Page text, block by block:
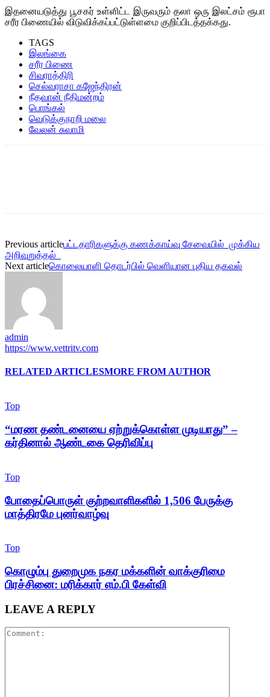
இதனையடுத்து பூசகர் உள்ளிட்ட இருவரும் தலா ஒரு இலட்சம் ரூபா
சரீர பிணையில் விடுவிக்கப்பட்டுள்ளமை குறிப்பிடத்தக்கது.
TAGS
இலங்கை
சரீர பிணை
சிவராத்திரி
செல்வராசா கஜேந்திரன்
நீதவான் நீதிமன்றம்
பொங்கல்
வெடுக்குநாறி மலை
வேலன் சுவாமி
Previous articleபட்டதாரிகளுக்கு கணக்காய்வு சேவையில் முக்கிய
அறிவுறுத்தல்
Next articleகொலையாளி தொடர்பில் வெளியான புதிய தகவல்
admin
https://www.vettritv.com
RELATED ARTICLESMORE FROM AUTHOR
Top
“மரண தண்டனையை ஏற்றுக்கொள்ள முடியாது” –
கர்தினால் ஆண்டகை தெரிவிப்பு
Top
போதைப்பொருள் குற்றவாளிகளில் 1,506 பேருக்கு
மாத்திரமே புனர்வாழ்வு
Top
கொழும்பு துறைமுக நகர மக்களின் வாக்குரிமை
பிரச்சினை: மரிக்கார் எம்.பி கேள்வி
LEAVE A REPLY